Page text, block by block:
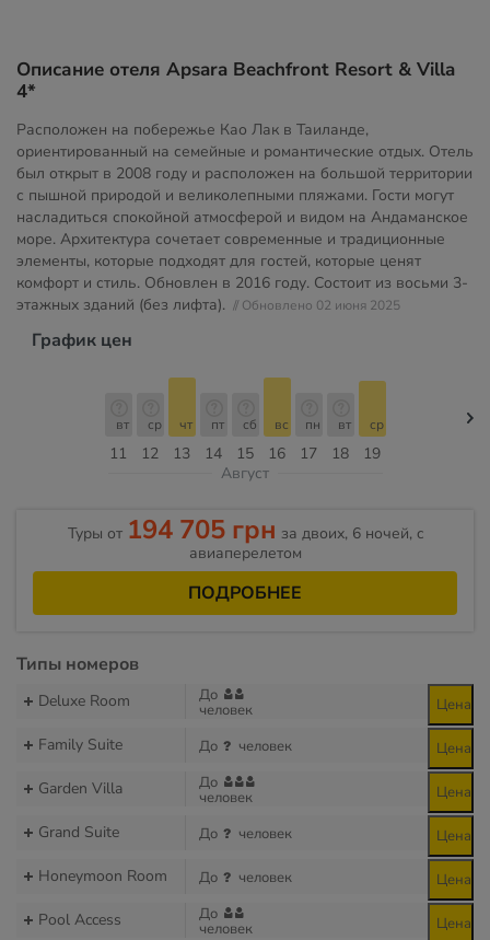
Описание отеля Apsara Beachfront Resort & Villa
4*
Расположен на побережье Као Лак в Таиланде,
ориентированный на семейные и романтические отдых. Отель
был открыт в 2008 году и расположен на большой территории
с пышной природой и великолепными пляжами. Гости могут
насладиться спокойной атмосферой и видом на Андаманское
море. Архитектура сочетает современные и традиционные
элементы, которые подходят для гостей, которые ценят
комфорт и стиль. Обновлен в 2016 году. Состоит из восьми 3-
этажных зданий (без лифта). // Обновлено 02 июня 2025
График цен
11
вт
12
ср
13
чт
14
пт
15
сб
16
вс
17
пн
18
вт
19
ср
Август
Туры от 194 705 грн за двоих, 6 ночей, c
авиаперелетом
ПОДРОБНЕЕ
Типы номеров
Deluxe Room До
человек Цена
Family Suite До человек Цена
Garden Villa До
человек Цена
Grand Suite До человек Цена
Honeymoon Room До человек Цена
Pool Access До
человек Цена